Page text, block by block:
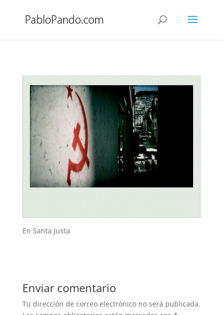
Pablo|Sep 3, 2010|De viaje 0 Comentarios
En Santa Justa
Enviar comentario
Tu dirección de correo electrónico no será publicada.